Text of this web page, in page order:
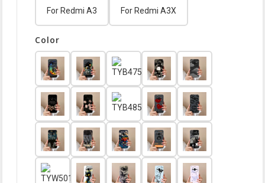
For Redmi A3 For Redmi A3X
Color